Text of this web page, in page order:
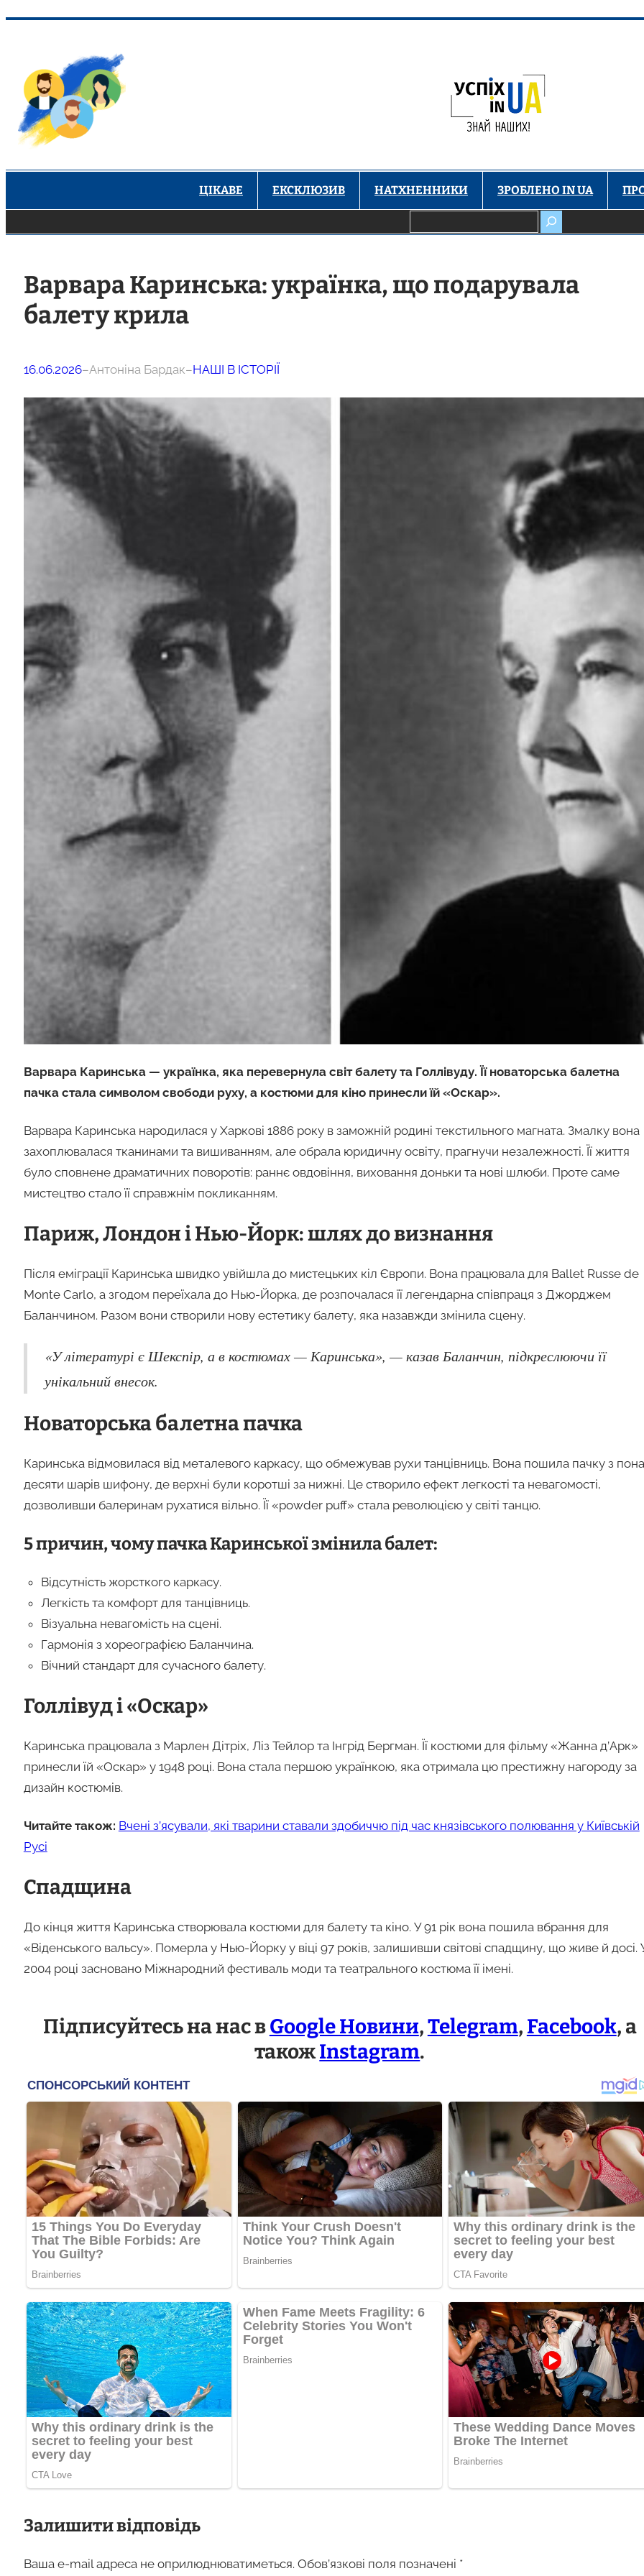
вмісту
ЦІКАВЕ ЕКСКЛЮЗИВ НАТХНЕННИКИ ЗРОБЛЕНО IN UA
Варвара Каринська: українка, що подарувала
балету крила
16.06.2026–Антоніна Бардак–НАШІ В ІСТОРІЇ
Варвара Каринська — українка, яка перевернула світ балету та Голлівуду. Її новаторська балетна
пачка стала символом свободи руху, а костюми для кіно принесли їй «Оскар».
Варвара Каринська народилася у Харкові 1886 року в заможній родині текстильного магната. Змалку вона
захоплювалася тканинами та вишиванням, але обрала юридичну освіту, прагнучи незалежності. Її життя
було сповнене драматичних поворотів: раннє овдовіння, виховання доньки та нові шлюби. Проте саме
мистецтво стало її справжнім покликанням.
Париж, Лондон і Нью-Йорк: шлях до визнання
Після еміграції Каринська швидко увійшла до мистецьких кіл Європи. Вона працювала для Ballet Russe de
Monte Carlo, а згодом переїхала до Нью-Йорка, де розпочалася її легендарна співпраця з Джорджем
Баланчином. Разом вони створили нову естетику балету, яка назавжди змінила сцену.
«У літературі є Шекспір, а в костюмах — Каринська», — казав Баланчин, підкреслюючи її
унікальний внесок.
Новаторська балетна пачка
Каринська відмовилася від металевого каркасу, що обмежував рухи танцівниць. Вона пошила пачку з
десяти шарів шифону, де верхні були коротші за нижні. Це створило ефект легкості та невагомості,
дозволивши балеринам рухатися вільно. Її «powder puff» стала революцією у світі танцю.
5 причин, чому пачка Каринської змінила балет:
Відсутність жорсткого каркасу.
Легкість та комфорт для танцівниць.
Візуальна невагомість на сцені.
Гармонія з хореографією Баланчина.
Вічний стандарт для сучасного балету.
Голлівуд і «Оскар»
Каринська працювала з Марлен Дітріх, Ліз Тейлор та Інгрід Бергман. Її костюми для фільму «Жанна д’Арк»
принесли їй «Оскар» у 1948 році. Вона стала першою українкою, яка отримала цю престижну нагороду за
дизайн костюмів.
Читайте також: Вчені з’ясували, які тварини ставали здобиччю під час князівського полювання у Київській
Русі
Спадщина
До кінця життя Каринська створювала костюми для балету та кіно. У 91 рік вона пошила вбрання для
«Віденського вальсу». Померла у Нью-Йорку у віці 97 років, залишивши світові спадщину, що живе й досі.
2004 році засновано Міжнародний фестиваль моди та театрального костюма її імені.
Підписуйтесь на нас вGoogle Новини,Telegram, Facebook, а
такожInstagram.
Залишити відповідь
Ваша e-mail адреса не оприлюднюватиметься. Обов’язкові поля позначені *